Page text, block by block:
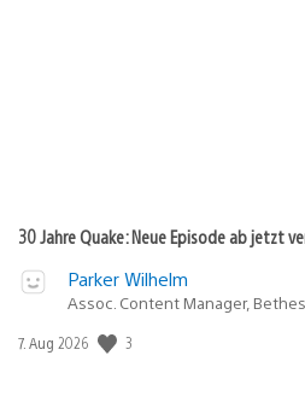
30 Jahre Quake: Neue Episode ab jetzt
Parker Wilhelm
Assoc. Content Manager,
Veröffentlichungsdatum:
7. Aug 2026 3